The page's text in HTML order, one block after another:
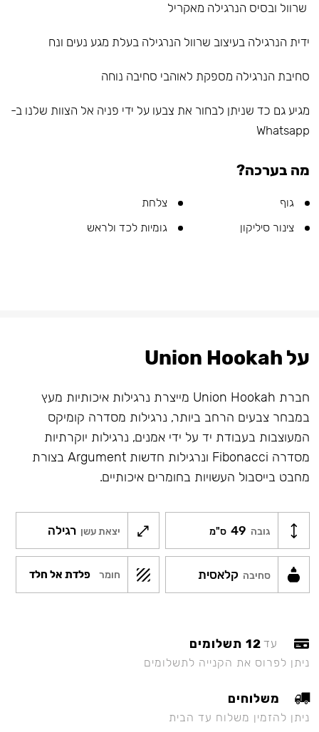
שרוול ובסיס הנרגילה מאקריל
ידית הנרגילה בעיצוב שרוול הנרגילה בעלת מגע נעים ונח
סחיבת הנרגילה מספקת לאוהבי סחיבה נוחה
מגיע גם כד שניתן לבחור את צבעו על ידי פניה אל הצוות שלנו ב-
Whatsapp
מה בערכה?
גוף
צלחת
צינור סיליקון
גומיות לכד ולראש
על Union Hookah
חברת Union Hookah מייצרת נרגילות איכותיות מעץ
במבחר צבעים הרחב ביותר, נרגילות מסדרה קומיקס
המעוצבות בעבודת יד על ידי אמנים, נרגילות יוקרתיות
מסדרה Fibonacci ונרגילות חדשות Argument בצורת
מחבט בייסבול העשויות בחומרים איכותיים.
גובה 49 ס"מ יצאת עשן רגילה
סחיבה קלאסית חומר פלדת אל חלד
עד 12 תשלומים
ניתן לפרוס את הקנייה לתשלומים
משלוחים
ניתן להזמין משלוח עד הבית